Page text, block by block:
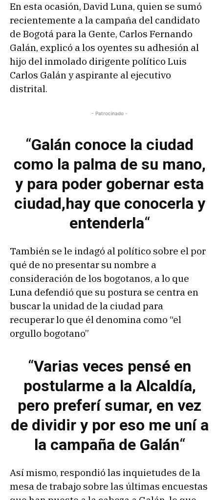
En esta ocasión, David Luna, quien se sumó
recientemente a la campaña del candidato
de Bogotá para la Gente, Carlos Fernando
Galán, explicó a los oyentes su adhesión al
hijo del inmolado dirigente político Luis
Carlos Galán y aspirante al ejecutivo
distrital.
- Patrocinado -
“Galán conoce la ciudad
como la palma de su mano,
y para poder gobernar esta
ciudad,hay que conocerla y
entenderla“
También se le indagó al político sobre el por
qué de no presentar su nombre a
consideración de los bogotanos, a lo que
Luna defendió que su postura se centra en
buscar la unidad de la ciudad para
recuperar lo que él denomina como “el
orgullo bogotano”
“Varias veces pensé en
postularme a la Alcaldía,
pero preferí sumar, en vez
de dividir y por eso me uní a
la campaña de Galán“
Así mismo, respondió las inquietudes de la
mesa de trabajo sobre las últimas encuestas